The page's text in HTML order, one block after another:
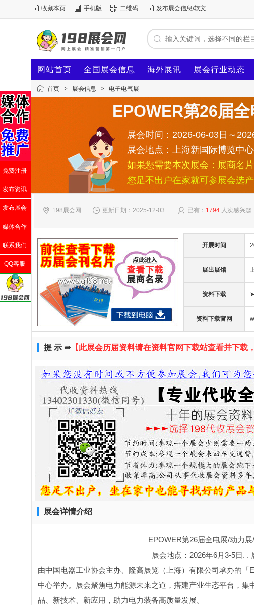
收藏本页 手机版 二维码 发布展会信息/软文
网站首页 全国展会信息 海外展讯 展会行业动态
首页 > 展会信息 > 电子电气展
EPOWER第26届
展会时间：2026-06-03日～
展会地点：上海新国际博览中心
如果您需要本次展会：展商名
您足不出户在家就可参展会选产
198展会网 更新日期：2025-12-03 已有： 1794 人次感兴趣
开展时间
展出展馆
资料下载
资料下载官网
提 示 ➦【此展会历届资料请在资料官网下载站查看并下载
展会详情介绍
EPOWER第26届全电展/动力
展会地点：2026年6月3-5日. .
由中国电器工业协会主办、隆高展览（上海）有限公司承办的「
中心举办。展会聚焦电力能源未来之道，搭建产业生态平台，
品、新技术、新应用，助力电力装备高质量发展。
免费注册
发布资讯
发布展会
媒体合作
联系我们
QQ客服